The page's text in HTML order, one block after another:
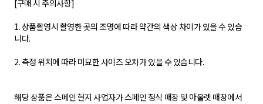
[구매 시 주의사항]
1. 상품촬영시 촬영한 곳의 조명에 따라 약간의 색상 차이가 있을 수 있습
니다.
2. 측정 위치에 따라 미묘한 사이즈 오차가 있을 수 있습니다.
해당 상품은 스페인 현지 사업자가 스페인 정식 매장 및 아울렛 매장에서